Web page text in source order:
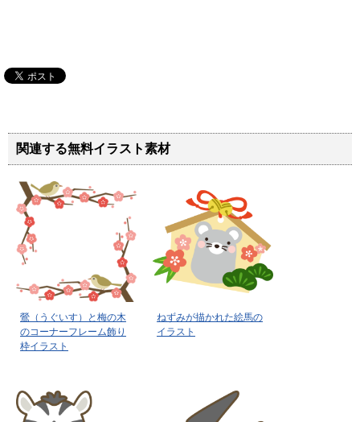
関連する無料イラスト素材
鶯（うぐいす）と梅の木
のコーナーフレーム飾り
枠イラスト
ねずみが描かれた絵馬の
イラスト